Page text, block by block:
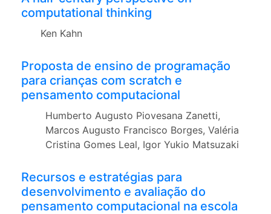
computational thinking
Ken Kahn
Proposta de ensino de programação
para crianças com scratch e
pensamento computacional
Humberto Augusto Piovesana Zanetti,
Marcos Augusto Francisco Borges, Valéria
Cristina Gomes Leal, Igor Yukio Matsuzaki
Recursos e estratégias para
desenvolvimento e avaliação do
pensamento computacional na escola